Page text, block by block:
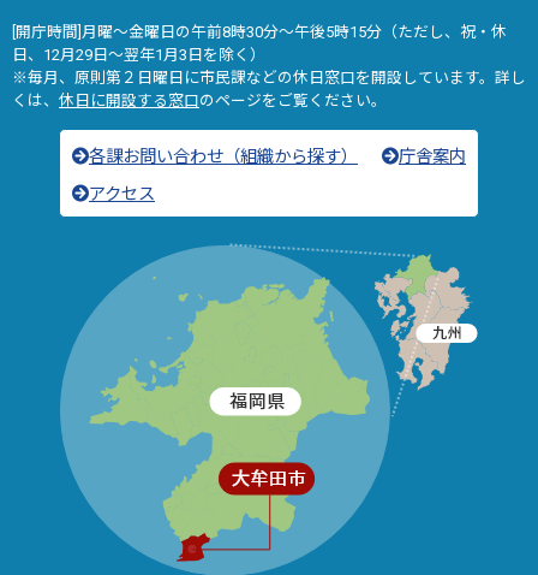
[開庁時間]月曜～金曜日の午前8時30分～午後5時15分（ただし、祝・休
日、12月29日～翌年1月3日を除く）
※毎月、原則第２日曜日に市民課などの休日窓口を開設しています。詳し
くは、 休日に開設する窓口のページをご覧ください。
各課お問い合わせ（組織から探す）
庁舎案内
アクセス